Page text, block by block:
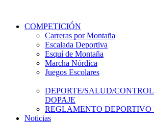
COMPETICIÓN
Carreras por Montaña
Escalada Deportiva
Esquí de Montaña
Marcha Nórdica
Juegos Escolares
DEPORTE/SALUD/
DOPAJE
REGLAMENTO DEPORTIVO
Noticias